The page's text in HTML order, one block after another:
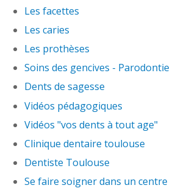
Les facettes
Les caries
Les prothèses
Soins des gencives - Parodontie
Dents de sagesse
Vidéos pédagogiques
Vidéos "vos dents à tout age"
Clinique dentaire toulouse
Dentiste Toulouse
Se faire soigner dans un